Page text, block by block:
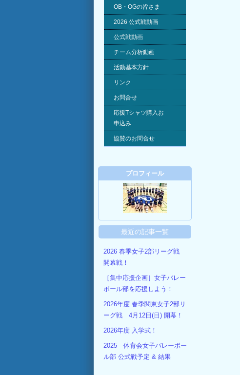
OB・OGの皆さま
2026 公式戦動画
公式戦動画
チーム分析動画
活動基本方針
リンク
お問合せ
応援Tシャツ購入お
申込み
協賛のお問合せ
プロフィール
最近の記事一覧
2026 春季女子2部リーグ戦
開幕戦！
［集中応援企画］女子バレー
ボール部を応援しよう！
2026年度 春季関東女子2部リ
ーグ戦 4月12日(日) 開幕！
2026年度 入学式！
2025 体育会女子バレーボー
ル部 公式戦予定 & 結果